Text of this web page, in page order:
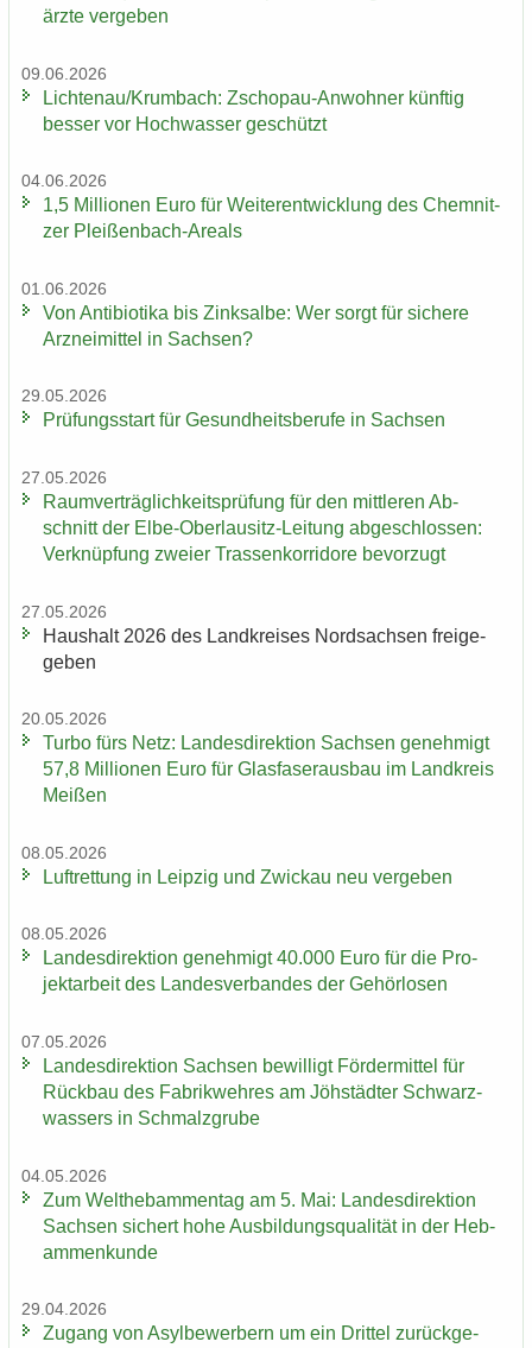
ärz­te ver­ge­ben
09.06.2026
Lich­ten­au/Krum­bach: Zschopau-​Anwohner künf­tig
bes­ser vor Hoch­was­ser ge­schützt
04.06.2026
1,5 Mil­lio­nen Euro für Wei­ter­ent­wick­lung des Chem­nit­
zer Pleißenbach-​Areals
01.06.2026
Von An­ti­bio­ti­ka bis Zink­sal­be: Wer sorgt für si­che­re
Arz­nei­mit­tel in Sach­sen?
29.05.2026
Prü­fungs­start für Ge­sund­heits­be­ru­fe in Sach­sen
27.05.2026
Ra­um­ver­träg­lich­keits­prü­fung für den mitt­le­ren Ab­
schnitt der Elbe-​Oberlausitz-Leitung ab­ge­schlos­sen:
Ver­knüp­fung zwei­er Tras­sen­kor­ri­do­re be­vor­zugt
27.05.2026
Haus­halt 2026 des Land­krei­ses Nord­sach­sen frei­ge­
ge­ben
20.05.2026
Turbo fürs Netz: Lan­des­di­rek­ti­on Sach­sen ge­neh­migt
57,8 Mil­lio­nen Euro für Glas­fa­ser­aus­bau im Land­kreis
Mei­ßen
08.05.2026
Luft­ret­tung in Leip­zig und Zwi­ckau neu ver­ge­ben
08.05.2026
Lan­des­di­rek­ti­on ge­neh­migt 40.000 Euro für die Pro­
jekt­ar­beit des Lan­des­ver­ban­des der Ge­hör­lo­sen
07.05.2026
Lan­des­di­rek­ti­on Sach­sen be­wil­ligt För­der­mit­tel für
Rück­bau des Fa­brik­weh­res am Jöh­städ­ter Schwarz­
was­sers in Schmalz­gru­be
04.05.2026
Zum Welt­heb­am­men­tag am 5. Mai: Lan­des­di­rek­ti­on
Sach­sen si­chert hohe Aus­bil­dungs­qua­li­tät in der Heb­
am­men­kun­de
29.04.2026
Zu­gang von Asyl­be­wer­bern um ein Drit­tel zu­rück­ge­